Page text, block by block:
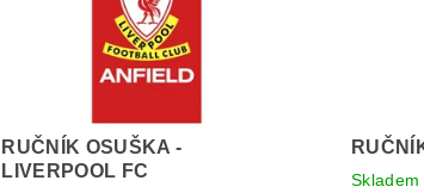
RUČNÍK OSUŠKA -
LIVERPOOL FC
Skladem